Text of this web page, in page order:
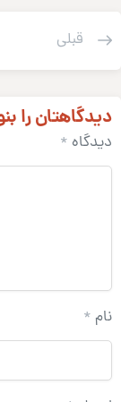
قبلی
را
*
*